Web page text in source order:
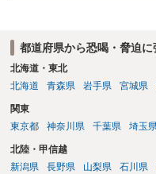
都道府県から恐喝・脅迫
北海道・東北
北海道
青森県 岩手県 宮城県
関東
東京都
神奈川県 千葉県 埼玉
北陸・甲信越
新潟県
長野県 山梨県 石川県